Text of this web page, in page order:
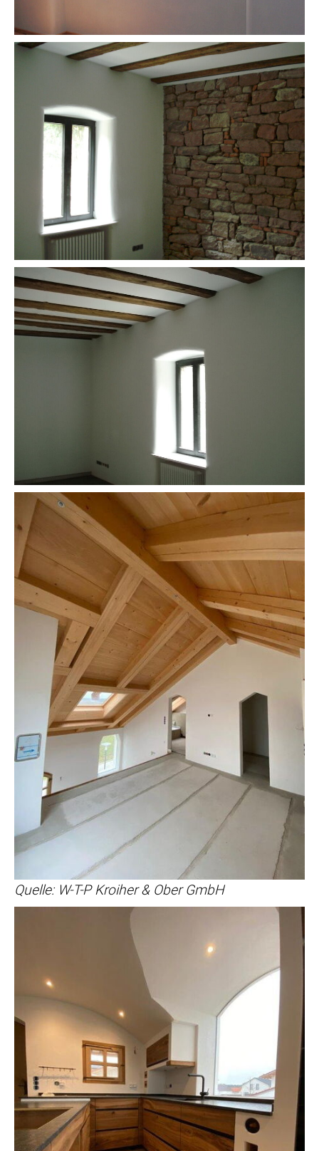
Quelle: W-T-P Kroiher & Ober GmbH